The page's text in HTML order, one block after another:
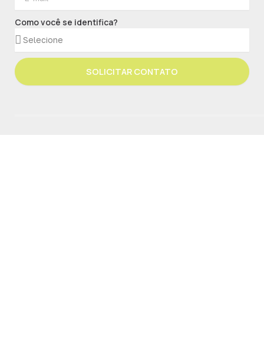
Como você se identifica?
SOLICITAR CONTATO